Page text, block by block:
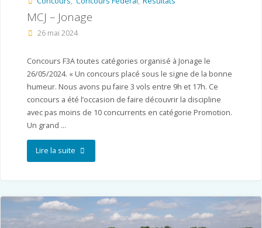
MCJ – Jonage
26 mai 2024
Concours F3A toutes catégories organisé à Jonage le
26/05/2024. « Un concours placé sous le signe de la bonne
humeur. Nous avons pu faire 3 vols entre 9h et 17h. Ce
concours a été l’occasion de faire découvrir la discipline
avec pas moins de 10 concurrents en catégorie Promotion.
Un grand …
Lire la suite"MCJ